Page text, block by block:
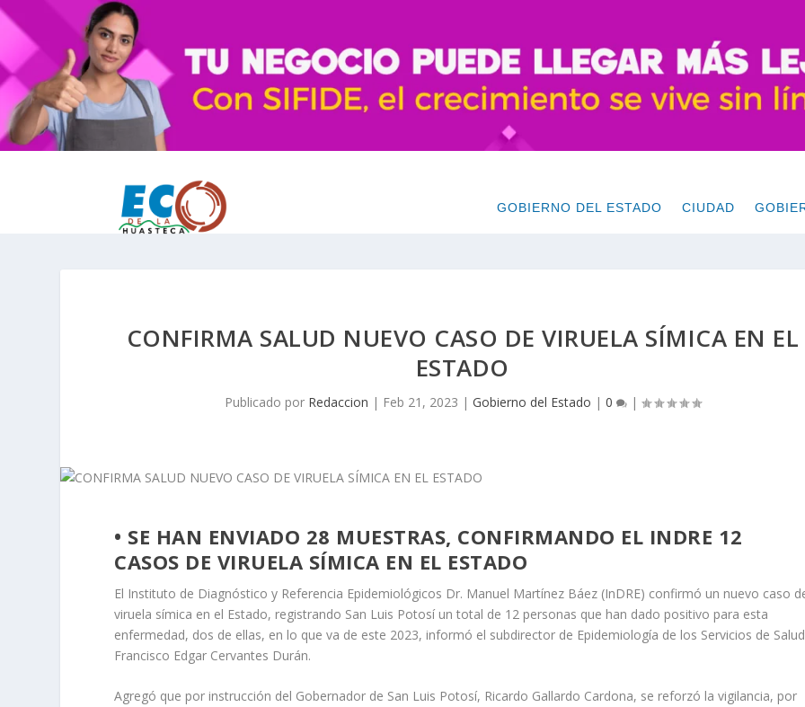
GOBIERNO DEL ESTADO CIUDAD
CONFIRMA SALUD NUEVO CASO DE VIRUELA SÍMICA EN EL
ESTADO
Publicado por Redaccion | Feb 21, 2023 | Gobierno del Estado | 0 |
• SE HAN ENVIADO 28 MUESTRAS, CONFIRMANDO EL INDRE 12
CASOS DE VIRUELA SÍMICA EN EL ESTADO
El Instituto de Diagnóstico y Referencia Epidemiológicos Dr. Manuel Martínez Báez (InDRE) confirmó un nuevo caso
viruela símica en el Estado, registrando San Luis Potosí un total de 12 personas que han dado positivo para esta
enfermedad, dos de ellas, en lo que va de este 2023, informó el subdirector de Epidemiología de los Servicios de
Francisco Edgar Cervantes Durán.
Agregó que por instrucción del Gobernador de San Luis Potosí, Ricardo Gallardo Cardona, se reforzó la vigilancia, por